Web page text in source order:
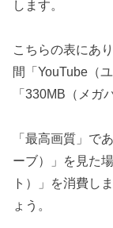
します。
こちらの表にあ
間「YouTube（
「330MB（メガ
「最高画質」で
ーブ）」を見た
ト）」を消費し
ょう。